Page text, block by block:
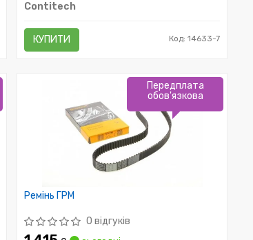
Contitech
КУПИТИ Код: 14633-7
Ремінь ГРМ
0 відгуків
Передплата
обов'язкова